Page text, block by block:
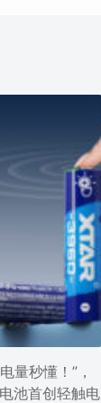
量秒懂！”，
池首创轻触电